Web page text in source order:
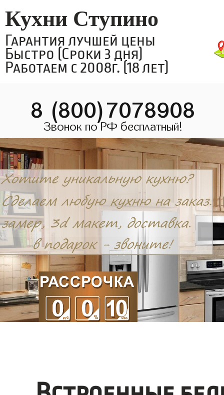
Кухни Ступино
Гарантия лучшей цены
Быстро (Сроки 3 дня)
Работаем с 2008г. (18 лет)
8 (800)7078908
Звонок по РФ бесплатный!